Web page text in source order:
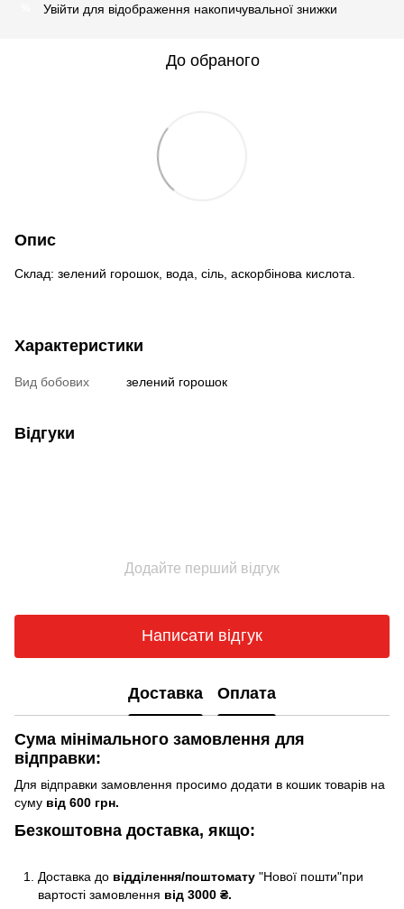
Увійти для відображення накопичувальної знижки
До обраного
Опис
Склад: зелений горошок, вода, сіль, аскорбінова кислота.
Характеристики
Вид бобових зелений горошок
Відгуки
Додайте перший відгук
Написати відгук
Доставка Оплата
Сума мінімального замовлення для
відправки:
Для відправки замовлення просимо додати в кошик товарів на
суму від 600 грн.
Безкоштовна доставка, якщо:
Доставка до відділення/поштомату "Нової пошти"при
вартості замовлення від 3000 ₴.